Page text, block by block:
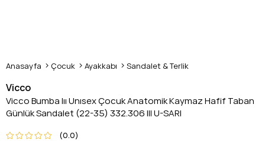
Anasayfa Çocuk Ayakkabı Sandalet & Terlik
Vicco
Vicco Bumba Iıı Unısex Çocuk Anatomik Kaymaz Hafif Taban
Günlük Sandalet (22-35) 332.306 III U-SARI
0.0